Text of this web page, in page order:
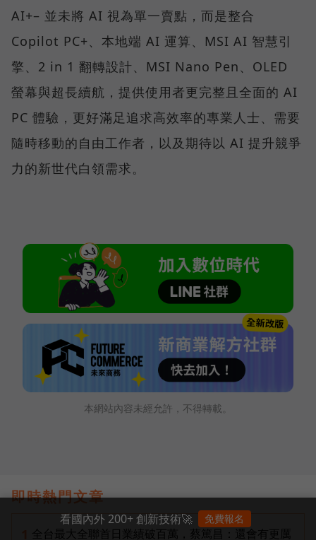
AI+– 並未將 AI 視為單一賣點，而是整合
Copilot PC+、本地端 AI 運算、MSI AI 智慧引
擎、2 in 1 翻轉設計、MSI Nano Pen、OLED
螢幕與超長續航，提供使用者更完整且全面的 AI
PC 體驗，更好滿足追求高效率的專業人士、需要
隨時移動的自由工作者，以及期待以 AI 提升競爭
力的新世代白領需求。
本網站內容未經允許，不得轉載。
即時熱門文章
全台最大全聯首日業績破百萬，蔡篤昌：還會有更厲
看國內外 200+ 創新技術🚀 免費報名